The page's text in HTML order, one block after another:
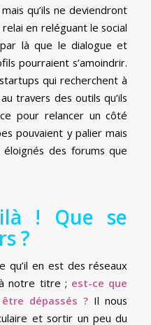
qu’ils ne deviendront
en reléguant le social
là que le dialogue et
pourraient s’amoindrir.
qui recherchent à
travers des outils qu’ils
pour relancer un côté
pouvaient y palier mais
des forums que
! Que se
?
qu’il en est des réseaux
notre titre ; est-ce que
dépassés ? Il nous
et sortir un peu du